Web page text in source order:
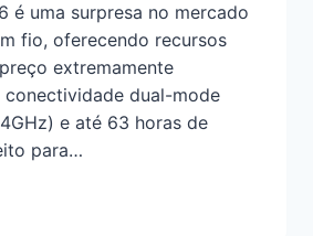
é uma surpresa no mercado
fio, oferecendo recursos
extremamente
conectividade dual-mode
e até 63 horas de
para…